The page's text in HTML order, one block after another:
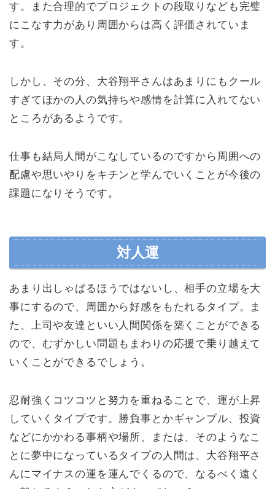
す。また合理的でプロジェクトの段取りなども完璧
にこなす力があり周囲からは高く評価されていま
す。
しかし、その分、大谷翔平さんはあまりにもクール
すぎてほかの人の気持ちや感情を計算に入れてない
ところがあるようです。
仕事も結局人間がこなしているのですから周囲への
配慮や思いやりをキチンと学んでいくことが今後の
課題になりそうです。
対人運
あまり出しゃばるほうではないし、相手の立場を大
事にするので、周囲から好感をもたれるタイプ。ま
た、上司や友達といい人間関係を築くことができる
ので、むずかしい問題もまわりの応援で乗り越えて
いくことができるでしょう。
忍耐強くコツコツと努力を重ねることで、運が上昇
していくタイプです。勝負事とかギャンブル、投資
などにかかわる事柄や場所、または、そのようなこ
とに夢中になっているタイプの人間は、大谷翔平さ
んにマイナスの運を運んでくるので、なるべく遠く